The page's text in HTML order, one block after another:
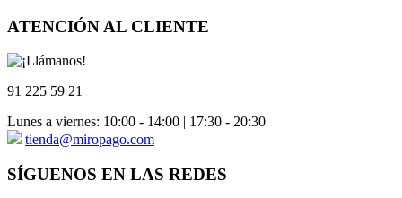
ATENCIÓN AL CLIENTE
91 225 59 21
Lunes a viernes: 10:00 - 14:00 | 17:30 - 20:30
tienda@miropago.com
SÍGUENOS EN LAS REDES